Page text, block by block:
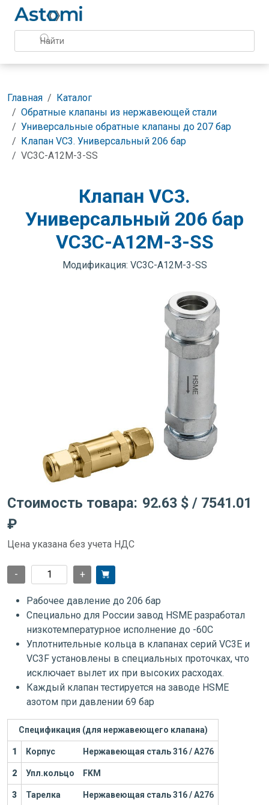
Главная
Каталог
Обратные клапаны из нержавеющей стали
Универсальные обратные клапаны до 207 бар
Клапан VC3. Универсальный 206 бар
VC3C-A12M-3-SS
Клапан VC3.
Универсальный 206 бар
VC3C-A12M-3-SS
Модификация: VC3C-A12M-3-SS
Стоимость товара: 92.63 $ / 7541.01
₽
Цена указана без учета НДС
- +
Рабочее давление до 206 бар
Специально для России завод HSME разработал
низкотемпературное исполнение до -60С
Уплотнительные кольца в клапанах серий VC3E и
VC3F установлены в специальных проточках, что
исключает вылет их при высоких расходах.
Каждый клапан тестируется на заводе HSME
азотом при давлении 69 бар
Спецификация (для нержавеющего клапана)
1 Корпус Нержавеющая сталь 316 / А276
2 Упл.кольцо FKM
3 Тарелка Нержавеющая сталь 316 / А276